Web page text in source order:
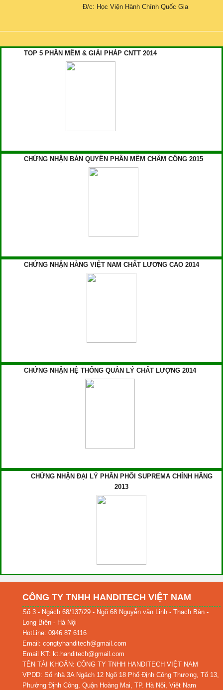
Đ/c: Học Viện Hành Chính Quốc Gia
TOP 5 PHẦN MỀM & GIẢI PHÁP CNTT 2014
CHỨNG NHẬN BẢN QUYỀN PHẦN MỀM CHẤM CÔNG 2015
CHỨNG NHẬN HÀNG VIỆT NAM CHẤT LƯƠNG CAO 2014
CHỨNG NHẬN HỆ THỐNG QUẢN LÝ CHẤT LƯỢNG 2014
CHỨNG NHẬN ĐẠI LÝ PHÂN PHỐI SUPREMA CHÍNH HÃNG
2013
CÔNG TY TNHH HANDITECH VIỆT NAM
Số 3 - Ngách 68/137/29 - Ngõ 68 Nguyễn văn Linh - Thạch Bàn -
Long Biên - Hà Nội
HotLine: 0946 87 6116
Email: congtyhanditech@gmail.com
Email KT: kt.handitech@gmail.com
TÊN TÀI KHOẢN: CÔNG TY TNHH HANDITECH VIỆT NAM
VPDD: Số nhà 3A Ngách 12 Ngõ 18 Phố Định Công Thượng, Tổ 13,
Phường Định Công, Quận Hoàng Mai, TP. Hà Nội, Việt Nam